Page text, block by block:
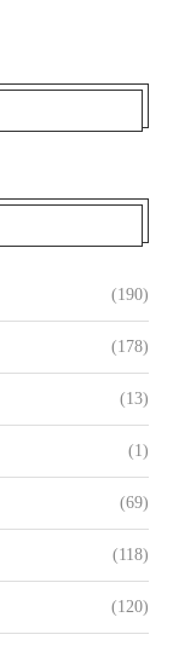
(190)
(178)
(13)
(1)
(69)
(118)
(120)